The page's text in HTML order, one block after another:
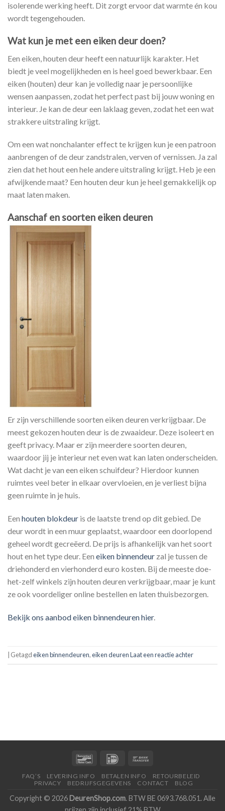
isolerende werking heeft. Dit zorgt ervoor dat warmte én kou
wordt tegengehouden.
Wat kun je met een eiken deur doen?
Een eiken, houten deur heeft een natuurlijk karakter. Het
biedt je veel mogelijkheden en is heel goed bewerkbaar. Een
eiken (houten) deur kan je volledig naar je persoonlijke
wensen aanpassen, zodat het perfect past bij jouw woning en
interieur. Je kan de deur een laklaag geven, zodat het een wat
strakkere uitstraling krijgt.
Om een wat nonchalanter effect te krijgen kun je een patroon
aanbrengen of de deur zandstralen, verven of vernissen. Ja zal
zien dat het hout een hele andere uitstraling krijgt. Heb je een
afwijkende maat? Een houten deur kun je heel gemakkelijk op
maat laten maken.
Aanschaf en soorten eiken deuren
Er zijn verschillende soorten eiken deuren verkrijgbaar. De
meest gekozen houten deur is de zwaaideur. Deze isoleert en
geeft privacy. Maar er zijn meerdere soorten deuren,
waardoor jij je interieur net even wat kan laten onderscheiden.
Wat dacht je van een eiken schuifdeur? Hierdoor kunnen
ruimtes veel beter in elkaar overvloeien, en je verliest bijna
geen ruimte in je huis.
Een houten blokdeur is de laatste trend op dit gebied. De
deur wordt in een muur geplaatst, waardoor een doorlopend
geheel wordt gecreëerd. De prijs is afhankelijk van het soort
hout en het type deur. Een eiken binnendeur zal je tussen de
driehonderd en vierhonderd euro kosten. Bij de meeste doe-
het-zelf winkels zijn houten deuren verkrijgbaar, maar je kunt
ze ook voordeliger online bestellen en laten thuisbezorgen.
Bekijk ons aanbod eiken binnendeuren hier.
Getagdeiken binnendeuren,eiken deurenLaat een reactie achter
FAQ’S LEVERING INFO BETALEN INFO
RETOURBELEID
PRIVACY
BEDRIJFSGEGEVENS CONTACT BLOG
Copyright © 2026 DeurenShop.com. BTW BE 0693.768.051. Alle